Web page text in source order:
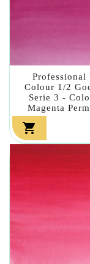
Professional
Colour 1/2
Serie 3 -
Magenta
